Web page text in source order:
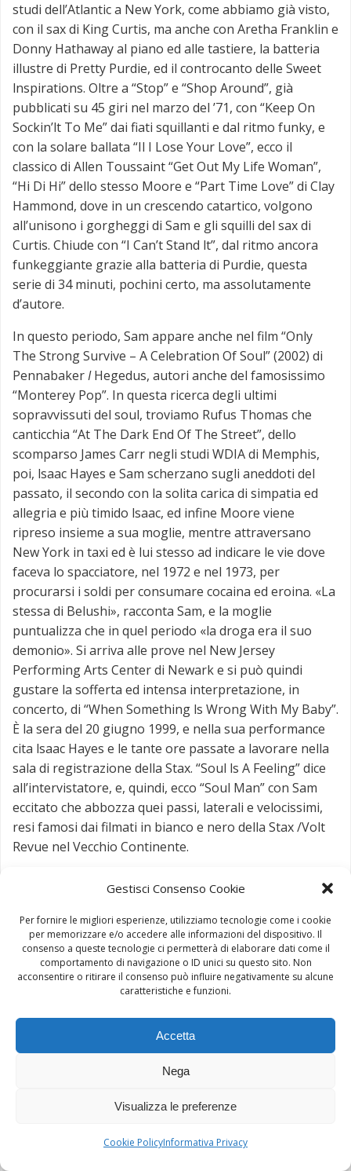
Gestisci Consenso Cookie
Per fornire le migliori esperienze, utilizziamo tecnologie come i cookie
per memorizzare e/o accedere alle informazioni del dispositivo. Il
consenso a queste tecnologie ci permetterà di elaborare dati come il
comportamento di navigazione o ID unici su questo sito. Non
acconsentire o ritirare il consenso può influire negativamente su alcune
caratteristiche e funzioni.
Accetta
Nega
Visualizza le preferenze
Cookie PolicyInformativa Privacy
studi dell’Atlantic a New York, come abbiamo già visto,
con il sax di King Curtis, ma anche con Aretha Franklin e
Donny Hathaway al piano ed alle tastiere, la batteria
illustre di Pretty Purdie, ed il controcanto delle Sweet
lnspirations. Oltre a “Stop” e “Shop Around”, già
pubblicati su 45 giri nel marzo del ’71, con “Keep On
Sockin’lt To Me” dai fiati squillanti e dal ritmo funky, e
con la solare ballata “Il I Lose Your Love”, ecco il
classico di Allen Toussaint “Get Out My Life Woman”,
“Hi Di Hi” dello stesso Moore e “Part Time Love” di Clay
Hammond, dove in un crescendo catartico, volgono
all’unisono i gorgheggi di Sam e gli squilli del sax di
Curtis. Chiude con “I Can’t Stand lt”, dal ritmo ancora
funkeggiante grazie alla batteria di Purdie, questa
serie di 34 minuti, pochini certo, ma assolutamente
d’autore.
In questo periodo, Sam appare anche nel film “Only
The Strong Survive – A Celebration Of Soul” (2002) di
PennabakerIHegedus, autori anche del famosissimo
“Monterey Pop”. In questa ricerca degli ultimi
sopravvissuti del soul, troviamo Rufus Thomas che
canticchia “At The Dark End Of The Street”, dello
scomparso James Carr negli studi WDIA di Memphis,
poi, lsaac Hayes e Sam scherzano sugli aneddoti del
passato, il secondo con la solita carica di simpatia ed
allegria e più timido lsaac, ed infine Moore viene
ripreso insieme a sua moglie, mentre attraversano
New York in taxi ed è lui stesso ad indicare le vie dove
faceva lo spacciatore, nel 1972 e nel 1973, per
procurarsi i soldi per consumare cocaina ed eroina. «La
stessa di Belushi», racconta Sam, e la moglie
puntualizza che in quel periodo «la droga era il suo
demonio». Si arriva alle prove nel New Jersey
Performing Arts Center di Newark e si può quindi
gustare la sofferta ed intensa interpretazione, in
concerto, di “When Something ls Wrong With My Baby”.
È la sera del 20 giugno 1999, e nella sua performance
cita lsaac Hayes e le tante ore passate a lavorare nella
sala di registrazione della Stax. “Soul ls A Feeling” dice
all’intervistatore, e, quindi, ecco “Soul Man” con Sam
eccitato che abbozza quei passi, laterali e velocissimi,
resi famosi dai filmati in bianco e nero della Stax /Volt
Revue nel Vecchio Continente.